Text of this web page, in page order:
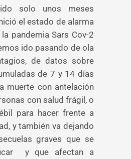
solo unos meses
el estado de alarma
pandemia Sars Cov-2
ido pasando de ola
de datos sobre
de 7 y 14 días
muerte con antelación
con salud frágil, o
para hacer frente a
y también va dejando
graves que se
y que afectan a